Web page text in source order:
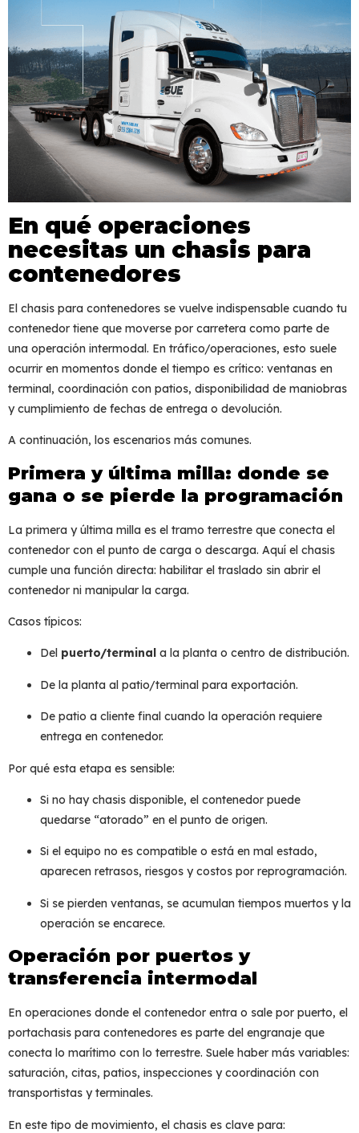
En qué operaciones
necesitas un chasis para
contenedores
El chasis para contenedores se vuelve indispensable cuando tu
contenedor tiene que moverse por carretera como parte de
una operación intermodal. En tráfico/operaciones, esto suele
ocurrir en momentos donde el tiempo es crítico: ventanas en
terminal, coordinación con patios, disponibilidad de maniobras
y cumplimiento de fechas de entrega o devolución.
A continuación, los escenarios más comunes.
Primera y última milla: donde se
gana o se pierde la programación
La primera y última milla es el tramo terrestre que conecta el
contenedor con el punto de carga o descarga. Aquí el chasis
cumple una función directa: habilitar el traslado sin abrir el
contenedor ni manipular la carga.
Casos típicos:
Del puerto/terminal a la planta o centro de distribución.
De la planta al patio/terminal para exportación.
De patio a cliente final cuando la operación requiere
entrega en contenedor.
Por qué esta etapa es sensible:
Si no hay chasis disponible, el contenedor puede
quedarse “atorado” en el punto de origen.
Si el equipo no es compatible o está en mal estado,
aparecen retrasos, riesgos y costos por reprogramación.
Si se pierden ventanas, se acumulan tiempos muertos y la
operación se encarece.
Operación por puertos y
transferencia intermodal
En operaciones donde el contenedor entra o sale por puerto, el
portachasis para contenedores es parte del engranaje que
conecta lo marítimo con lo terrestre. Suele haber más variables:
saturación, citas, patios, inspecciones y coordinación con
transportistas y terminales.
En este tipo de movimiento, el chasis es clave para: